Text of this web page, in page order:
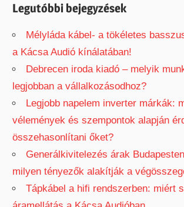
rLegutóbbi bejegyzések
Mélyláda kábel- a tökéletes
a Kácsa Audió kínálatában!
Debrecen iroda kiadó – melyik
legjobban a vállalkozásodhoz?
Legjobb napelem inverter márkák:
vélemények és szempontok alapján
összehasonlítani őket?
Generálkivitelezés árak
milyen tényezők alakítják a
Tápkábel a hifi rendszerben: miért